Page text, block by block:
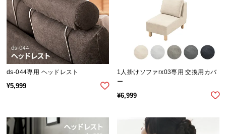
ネ
ー
ら
探
す
シ
ds-044専用 ヘッドレスト
¥5,999
1人掛けソファrx03専用 交換用カバ
ー
¥6,999